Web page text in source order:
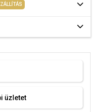
üzletet